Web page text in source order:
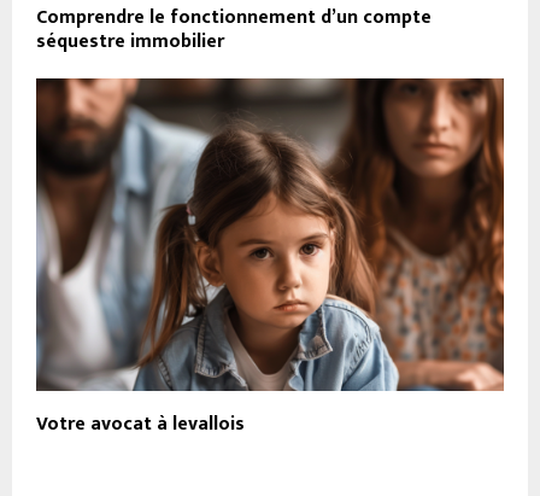
Comprendre le fonctionnement d’un compte
séquestre immobilier
Votre avocat à levallois